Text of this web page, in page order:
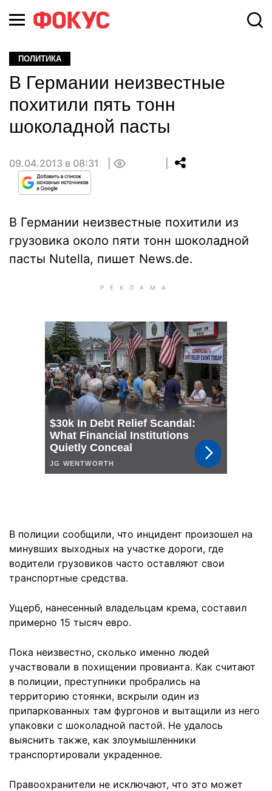
ПОЛИТИКА
В Германии неизвестные
похитили пять тонн
шоколадной пасты
09.04.2013 в 08:31
В Германии неизвестные похитили из
грузовика около пяти тонн шоколадной
пасты Nutella, пишет News.de.
В полиции сообщили, что инцидент произошел на
минувших выходных на участке дороги, где
водители грузовиков часто оставляют свои
транспортные средства.
Ущерб, нанесенный владельцам крема, составил
примерно 15 тысяч евро.
Пока неизвестно, сколько именно людей
участвовали в похищении провианта. Как считают
в полиции, преступники пробрались на
территорию стоянки, вскрыли один из
припаркованных там фургонов и вытащили из него
упаковки с шоколадной пастой. Не удалось
выяснить также, как злоумышленники
транспортировали украденное.
Правоохранители не исключают, что это может